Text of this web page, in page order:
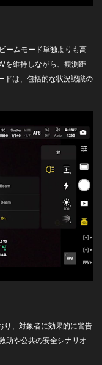
ームモード単独よりも高
を維持しながら、観測距
ドは、包括的な状況認識の
り、対象者に効果的に警告
助や公共の安全シナリオ